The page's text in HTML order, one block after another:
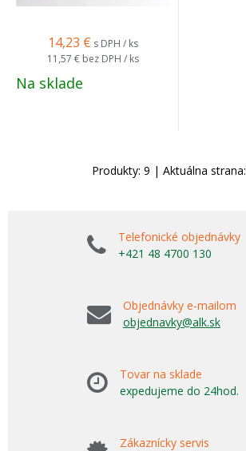
14,23 € s DPH / ks
11,57 € bez DPH / ks
Na sklade
Produkty: 9 | Aktuálna strana:
Telefonické objednávky
+421 48 4700 130
Objednávky e-mailom
objednavky@alk.sk
Tovar na sklade
expedujeme do 24hod.
Zákaznícky servis